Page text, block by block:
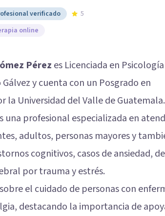
verificado
5
online
Pérez es Licenciada en
y cuenta con un Posgrado en
la Universidad del Valle de Guatemala.
una profesional especializada en
adultos, personas mayores y
cognitivos, casos de ansiedad,
por trauma y estrés.
el cuidado de personas con
destacando la importancia de